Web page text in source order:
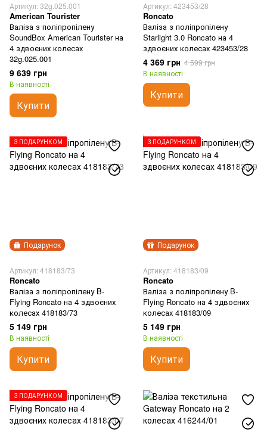
Артикул: 32g.025.001
American Tourister
Валіза з поліпропілену
SoundBox American Tourister на
4 здвоєних колесах
32g.025.001
9 639 грн
В наявності
Купити
Артикул: 423453/28
Roncato
Валіза з поліпропілену
Starlight 3.0 Roncato на 4
здвоєних колесах 423453/28
4 369 грн 4 599 грн
В наявності
Купити
Подарунок
З ПОДАРУНКОМ
Артикул: 418183/73
Roncato
Валіза з поліпропілену B-
Flying Roncato на 4 здвоєних
колесах 418183/73
5 149 грн
В наявності
Купити
Подарунок
З ПОДАРУНКОМ
Артикул: 418183/09
Roncato
Валіза з поліпропілену B-
Flying Roncato на 4 здвоєних
колесах 418183/09
5 149 грн
В наявності
Купити
З ПОДАРУНКОМ